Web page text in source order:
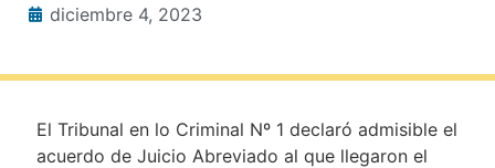
diciembre 4, 2023
El Tribunal en lo Criminal Nº 1 declaró admisible el
acuerdo de Juicio Abreviado al que llegaron el